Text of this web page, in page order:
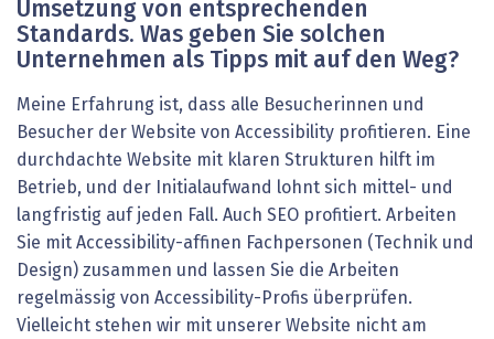
Umsetzung von entsprechenden
Standards. Was geben Sie solchen
Unternehmen als Tipps mit auf den Weg?
Meine Erfahrung ist, dass alle Besucherinnen und
Besucher der Website von Accessibility profitieren. Eine
durchdachte Website mit klaren Strukturen hilft im
Betrieb, und der Initialaufwand lohnt sich mittel- und
langfristig auf jeden Fall. Auch SEO profitiert. Arbeiten
Sie mit Accessibility-affinen Fachpersonen (Technik und
Design) zusammen und lassen Sie die Arbeiten
regelmässig von Accessibility-Profis überprüfen.
Vielleicht stehen wir mit unserer Website nicht am